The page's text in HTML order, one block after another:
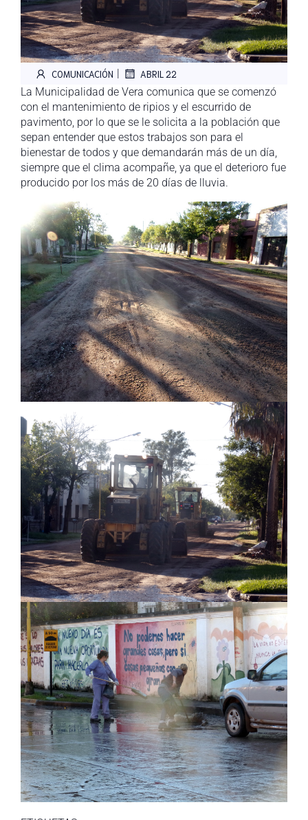
COMUNICACIÓN | ABRIL 22
La Municipalidad de Vera comunica que se comenzó
con el mantenimiento de ripios y el escurrido de
pavimento, por lo que se le solicita a la población que
sepan entender que estos trabajos son para el
bienestar de todos y que demandarán más de un día,
siempre que el clima acompañe, ya que el deterioro fue
producido por los más de 20 días de lluvia.